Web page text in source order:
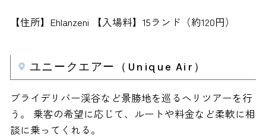
【住所】Ehlanzeni 【入場料】15ランド（約120円）
ユニークエアー（Unique Air）
ブライデリバー渓谷など景勝地を巡るヘリツアーを行
う。 乗客の希望に応じて、ルートや料金など柔軟に相
談に乗ってくれる。